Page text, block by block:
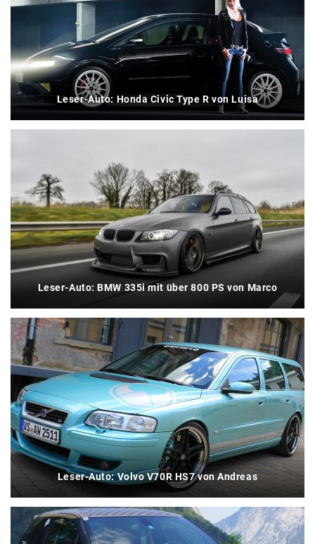
Leser-Auto: Honda Civic Type R von Luisa
Leser-Auto: BMW 335i mit über 800 PS von Marco
Leser-Auto: Volvo V70R HS7 von Andreas